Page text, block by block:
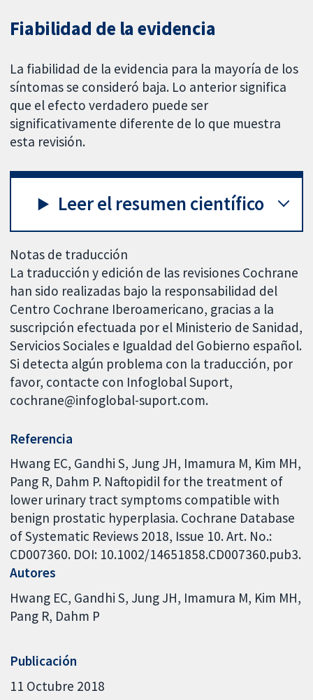
Fiabilidad de la evidencia
La fiabilidad de la evidencia para la mayoría de los
síntomas se consideró baja. Lo anterior significa
que el efecto verdadero puede ser
significativamente diferente de lo que muestra
esta revisión.
Leer el resumen científico
Notas de traducción
La traducción y edición de las revisiones Cochrane
han sido realizadas bajo la responsabilidad del
Centro Cochrane Iberoamericano, gracias a la
suscripción efectuada por el Ministerio de Sanidad,
Servicios Sociales e Igualdad del Gobierno español.
Si detecta algún problema con la traducción, por
favor, contacte con Infoglobal Suport,
cochrane@infoglobal-suport.com.
Referencia
Hwang EC, Gandhi S, Jung JH, Imamura M, Kim MH,
Pang R, Dahm P. Naftopidil for the treatment of
lower urinary tract symptoms compatible with
benign prostatic hyperplasia. Cochrane Database
of Systematic Reviews 2018, Issue 10. Art. No.:
CD007360. DOI: 10.1002/14651858.CD007360.pub3.
Autores
Hwang EC Gandhi S Jung JH Imamura M Kim MH
Pang R Dahm P
Publicación
11 Octubre 2018